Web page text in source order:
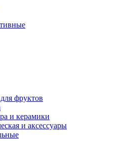
фруктов
и керамики
и аксессуары